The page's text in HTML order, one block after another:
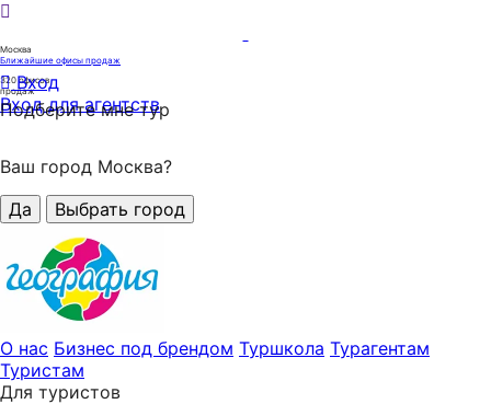
Москва
Ближайшие офисы продаж
320офисов
продаж
Вход
Вход для агентств
Подберите мне тур
Ваш город Москва?
Да
Выбрать город
О нас Бизнес под брендом Туршкола Турагентам
Туристам
Для туристов